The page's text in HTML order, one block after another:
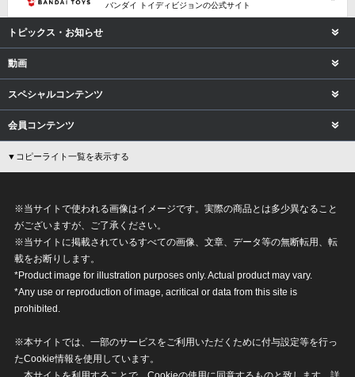
バンダイ トイディビジョンの公式サイト
トピックス・お知らせ
動画
スペシャルコンテンツ
会員コンテンツ
▼コピーライト一覧を表示する
※当サイトで使われる画像はイメージです。実際の商品とは多少異なること
がございますが、ご了承ください。
※当サイトに掲載されているすべての画像、文章、データ等の無断転用、転
載をお断りします。
*Product image for illustration purposes only. Actual product may vary.
*Any use or reproduction of image, acritical or data from this site is
prohibited.
※本サイトでは、一部のサービスをご利用いただくために付与設定等を行っ
たCookie情報を使用しています。
本サイトを利用することで、Cookieの使用に同意するものと致します。詳